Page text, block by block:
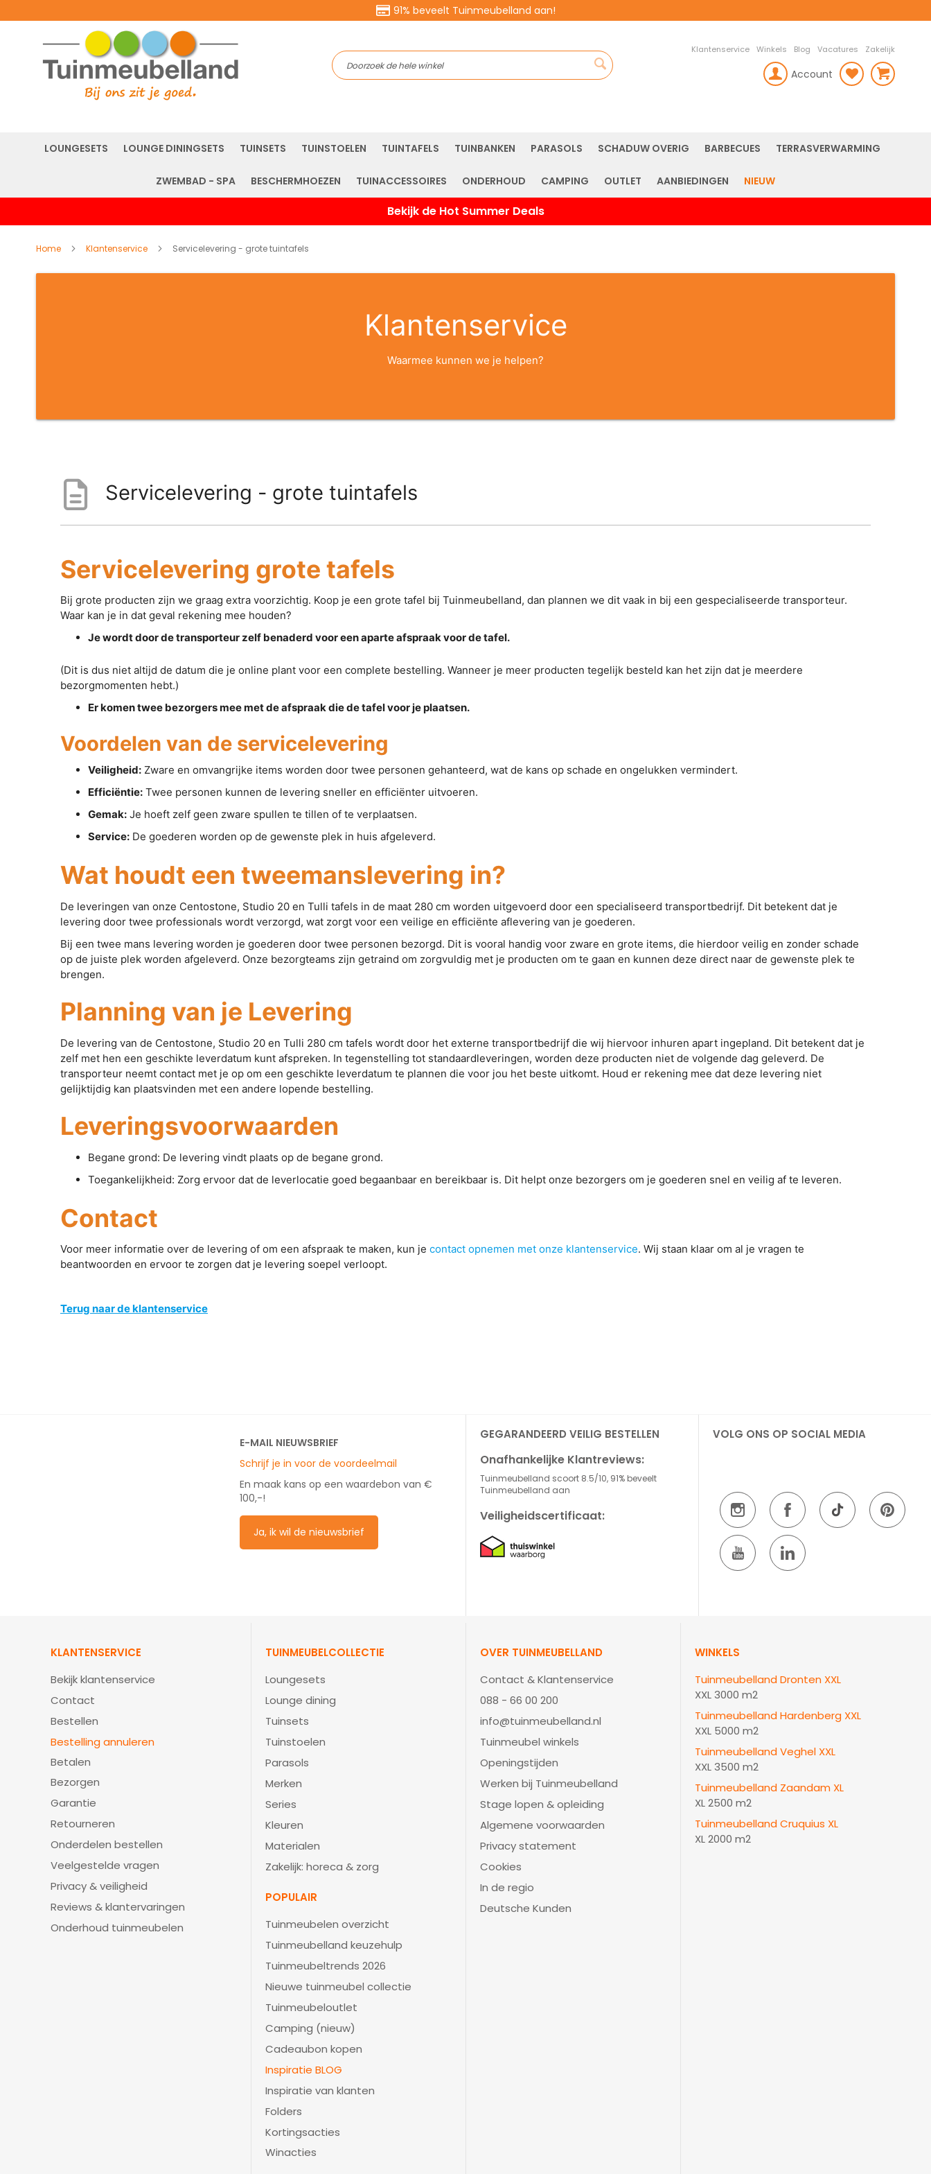
91% beveelt Tuinmeubelland aan!
Search
Klantenservice Winkels Blog Vacatures Zakelijk
Account
LOUNGESETS LOUNGE DININGSETS TUINSETS TUINSTOELEN TUINTAFELS TUINBANKEN PARASOLS SCHADUW OVERIG BARBECUES TERRASVERWARMING
ZWEMBAD - SPA BESCHERMHOEZEN TUINACCESSOIRES ONDERHOUD CAMPING OUTLET AANBIEDINGEN NIEUW
Bekijk de Hot Summer Deals
Home Klantenservice Servicelevering - grote tuintafels
Klantenservice
Waarmee kunnen we je helpen?
Servicelevering - grote tuintafels
Servicelevering grote tafels
Bij grote producten zijn we graag extra voorzichtig. Koop je een grote tafel bij Tuinmeubelland, dan plannen we dit vaak in bij een gespecialiseerde transporteur.
Waar kan je in dat geval rekening mee houden?
Je wordt door de transporteur zelf benaderd voor een aparte afspraak voor de tafel.
(Dit is dus niet altijd de datum die je online plant voor een complete bestelling. Wanneer je meer producten tegelijk besteld kan het zijn dat je meerdere
bezorgmomenten hebt.)
Er komen twee bezorgers mee met de afspraak die de tafel voor je plaatsen.
Voordelen van de servicelevering
Veiligheid: Zware en omvangrijke items worden door twee personen gehanteerd, wat de kans op schade en ongelukken vermindert.
Efficiëntie: Twee personen kunnen de levering sneller en efficiënter uitvoeren.
Gemak: Je hoeft zelf geen zware spullen te tillen of te verplaatsen.
Service: De goederen worden op de gewenste plek in huis afgeleverd.
Wat houdt een tweemanslevering in?
De leveringen van onze Centostone, Studio 20 en Tulli tafels in de maat 280 cm worden uitgevoerd door een specialiseerd transportbedrijf. Dit betekent dat je
levering door twee professionals wordt verzorgd, wat zorgt voor een veilige en efficiënte aflevering van je goederen.
Bij een twee mans levering worden je goederen door twee personen bezorgd. Dit is vooral handig voor zware en grote items, die hierdoor veilig en zonder schade
op de juiste plek worden afgeleverd. Onze bezorgteams zijn getraind om zorgvuldig met je producten om te gaan en kunnen deze direct naar de gewenste plek te
brengen.
Planning van je Levering
De levering van de Centostone, Studio 20 en Tulli 280 cm tafels wordt door het externe transportbedrijf die wij hiervoor inhuren apart ingepland. Dit betekent dat je
zelf met hen een geschikte leverdatum kunt afspreken. In tegenstelling tot standaardleveringen, worden deze producten niet de volgende dag geleverd. De
transporteur neemt contact met je op om een geschikte leverdatum te plannen die voor jou het beste uitkomt. Houd er rekening mee dat deze levering niet
gelijktijdig kan plaatsvinden met een andere lopende bestelling.
Leveringsvoorwaarden
Begane grond: De levering vindt plaats op de begane grond.
Toegankelijkheid: Zorg ervoor dat de leverlocatie goed begaanbaar en bereikbaar is. Dit helpt onze bezorgers om je goederen snel en veilig af te leveren.
Contact
Voor meer informatie over de levering of om een afspraak te maken, kun je contact opnemen met onze klantenservice. Wij staan klaar om al je vragen te
beantwoorden en ervoor te zorgen dat je levering soepel verloopt.
Terug naar de klantenservice
E-MAIL NIEUWSBRIEF
Schrijf je in voor de voordeelmail
En maak kans op een waardebon van €
100,-!
Ja, ik wil de nieuwsbrief
GEGARANDEERD VEILIG BESTELLEN
Onafhankelijke Klantreviews:
Tuinmeubelland scoort 8.5/10, 91% beveelt
Tuinmeubelland aan
Veiligheidscertificaat:
VOLG ONS OP SOCIAL MEDIA
KLANTENSERVICE
Bekijk klantenservice
Contact
Bestellen
Bestelling annuleren
Betalen
Bezorgen
Garantie
Retourneren
Onderdelen bestellen
Veelgestelde vragen
Privacy & veiligheid
Reviews & klantervaringen
Onderhoud tuinmeubelen
TUINMEUBELCOLLECTIE
Loungesets
Lounge dining
Tuinsets
Tuinstoelen
Parasols
Merken
Series
Kleuren
Materialen
Zakelijk: horeca & zorg
POPULAIR
Tuinmeubelen overzicht
Tuinmeubelland keuzehulp
Tuinmeubeltrends 2026
Nieuwe tuinmeubel collectie
Tuinmeubeloutlet
Camping (nieuw)
Cadeaubon kopen
Inspiratie BLOG
Inspiratie van klanten
Folders
Kortingsacties
Winacties
OVER TUINMEUBELLAND
Contact & Klantenservice
088 - 66 00 200
info@tuinmeubelland.nl
Tuinmeubel winkels
Openingstijden
Werken bij Tuinmeubelland
Stage lopen & opleiding
Algemene voorwaarden
Privacy statement
Cookies
In de regio
Deutsche Kunden
WINKELS
Tuinmeubelland Dronten XXL
XXL 3000 m2
Tuinmeubelland Hardenberg XXL
XXL 5000 m2
Tuinmeubelland Veghel XXL
XXL 3500 m2
Tuinmeubelland Zaandam XL
XL 2500 m2
Tuinmeubelland Cruquius XL
XL 2000 m2